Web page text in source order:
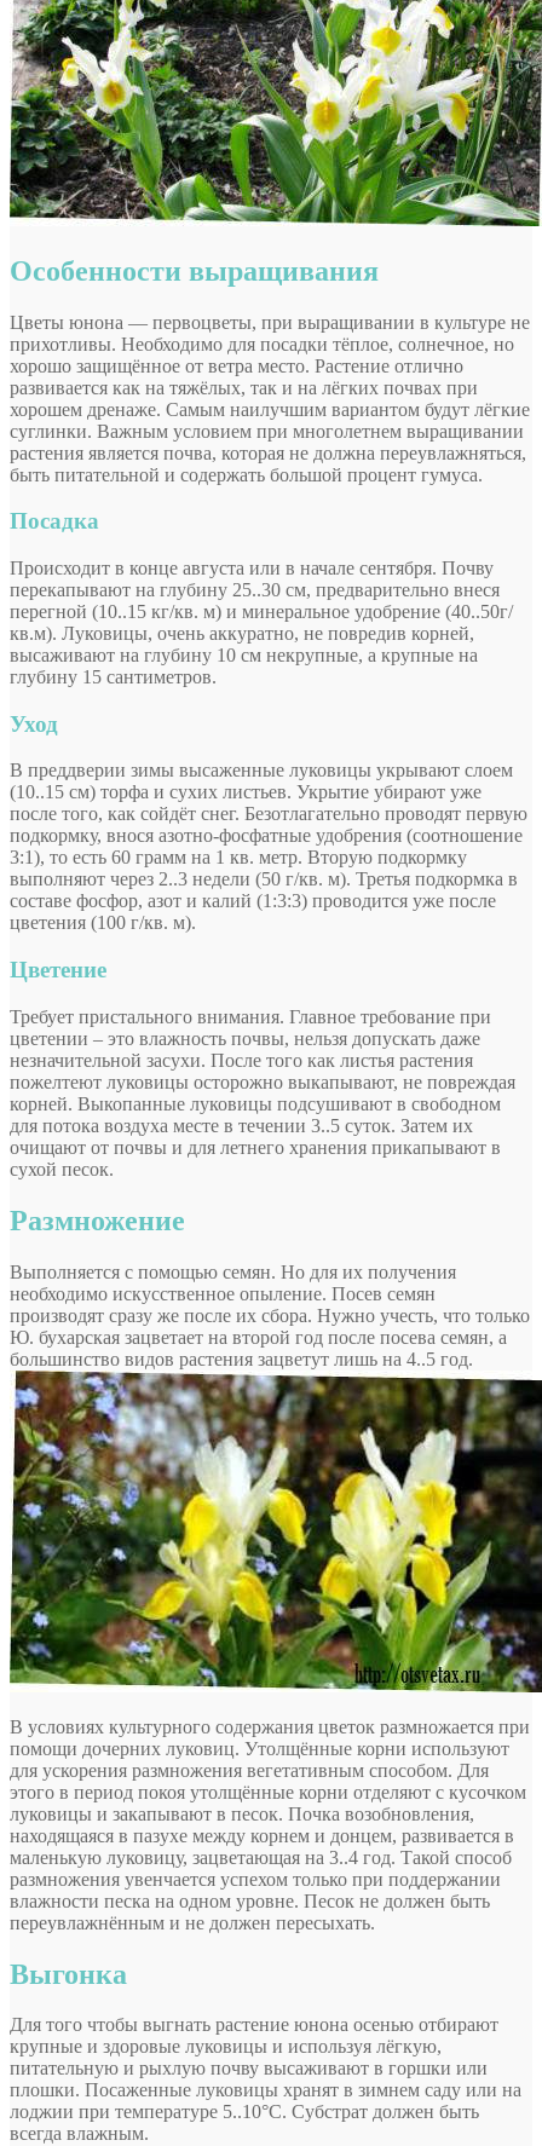
Особенности выращивания
Цветы юнона — первоцветы, при выращивании в культуре не
прихотливы. Необходимо для посадки тёплое, солнечное, но
хорошо защищённое от ветра место. Растение отлично
развивается как на тяжёлых, так и на лёгких почвах при
хорошем дренаже. Самым наилучшим вариантом будут лёгкие
суглинки. Важным условием при многолетнем выращивании
растения является почва, которая не должна переувлажняться,
быть питательной и содержать большой процент гумуса.
Посадка
Происходит в конце августа или в начале сентября. Почву
перекапывают на глубину 25..30 см, предварительно внеся
перегной (10..15 кг/кв. м) и минеральное удобрение (40..50г/
кв.м). Луковицы, очень аккуратно, не повредив корней,
высаживают на глубину 10 см некрупные, а крупные на
глубину 15 сантиметров.
Уход
В преддверии зимы высаженные луковицы укрывают слоем
(10..15 см) торфа и сухих листьев. Укрытие убирают уже
после того, как сойдёт снег. Безотлагательно проводят первую
подкормку, внося азотно-фосфатные удобрения (соотношение
3:1), то есть 60 грамм на 1 кв. метр. Вторую подкормку
выполняют через 2..3 недели (50 г/кв. м). Третья подкормка в
составе фосфор, азот и калий (1:3:3) проводится уже после
цветения (100 г/кв. м).
Цветение
Требует пристального внимания. Главное требование при
цветении – это влажность почвы, нельзя допускать даже
незначительной засухи. После того как листья растения
пожелтеют луковицы осторожно выкапывают, не повреждая
корней. Выкопанные луковицы подсушивают в свободном
для потока воздуха месте в течении 3..5 суток. Затем их
очищают от почвы и для летнего хранения прикапывают в
сухой песок.
Размножение
Выполняется с помощью семян. Но для их получения
необходимо искусственное опыление. Посев семян
производят сразу же после их сбора. Нужно учесть, что только
Ю. бухарская зацветает на второй год после посева семян, а
большинство видов растения зацветут лишь на 4..5 год.
В условиях культурного содержания цветок размножается при
помощи дочерних луковиц. Утолщённые корни используют
для ускорения размножения вегетативным способом. Для
этого в период покоя утолщённые корни отделяют с кусочком
луковицы и закапывают в песок. Почка возобновления,
находящаяся в пазухе между корнем и донцем, развивается в
маленькую луковицу, зацветающая на 3..4 год. Такой способ
размножения увенчается успехом только при поддержании
влажности песка на одном уровне. Песок не должен быть
переувлажнённым и не должен пересыхать.
Выгонка
Для того чтобы выгнать растение юнона осенью отбирают
крупные и здоровые луковицы и используя лёгкую,
питательную и рыхлую почву высаживают в горшки или
плошки. Посаженные луковицы хранят в зимнем саду или на
лоджии при температуре 5..10°С. Субстрат должен быть
всегда влажным.